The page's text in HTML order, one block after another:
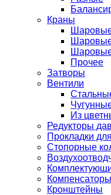
Краны
Прочее
Затворы
Вентили
Из
Редукторы
Прокладки
Стопорные
Компенсаторы
Кронштейны